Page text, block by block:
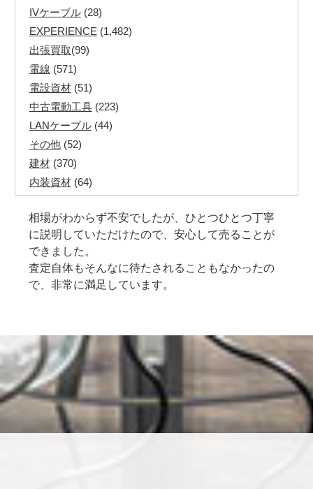
IVケーブル(28)
EXPERIENCE (1,482)
出張買取(99)
電線 (571)
電設資材(51)
中古電動工具(223)
LANケーブル(44)
その他(52)
建材(370)
内装資材(64)
ペアコイル(71)
その他ツール (48)
電化製品(40)
その他建築資材(113)
CVTケーブル(8)
CVケーブル
(25)
VCTFケーブル
(12)
同軸ケーブル
エコケーブル(3)
相場がわからず不安でしたが、ひとつひとつ丁寧
に説明していただけたので、安心して売ることが
できました。
査定自体もそんなに待たされることもなかったの
で、非常に満足しています。